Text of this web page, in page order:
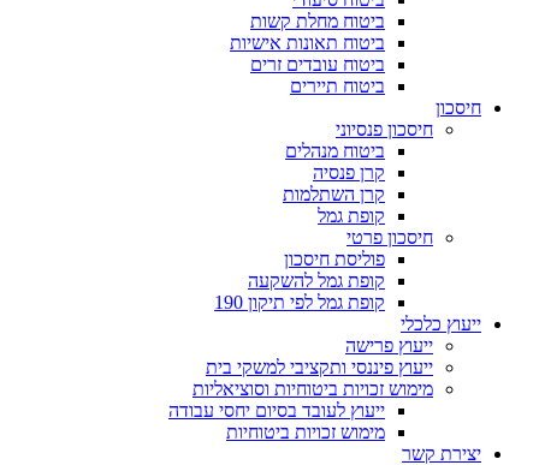
ביטוח מחלת קשות
ביטוח תאונות אישיות
ביטוח עובדים זרים
ביטוח תיירים
חיסכון
חיסכון פנסיוני
ביטוח מנהלים
קרן פנסיה
קרן השתלמות
קופת גמל
חיסכון פרטי
פוליסת חיסכון
קופת גמל להשקעה
קופת גמל לפי תיקון 190
ייעוץ כלכלי
ייעוץ פרישה
ייעוץ פיננסי ותקציבי למשקי בית
מימוש זכויות ביטוחיות וסוציאליות
ייעוץ לעובד בסיום יחסי עבודה
מימוש זכויות ביטוחיות
יצירת קשר